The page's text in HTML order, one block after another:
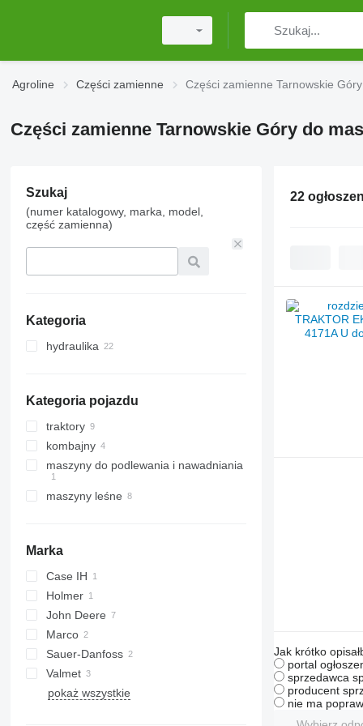
Agroline Części zamienne Części zamienne Tarnowskie Góry
Części zamienne Tarnowskie Góry do
Szukaj
(numer katalogowy, marka, model,
część zamienna)
Kategoria
hydraulika
silniki hydrauliczne
akumulatory hydrauliczne
inne części hydrauliki
Kategoria pojazdu
traktory
ciągniki kołowe
kombajny
kombajny do bawełny
kombajny do zboża
maszyny do podlewania i nawadniania
maszyny leśne
harvestery
Marka
Case IH
Holmer
Terra
John Deere
6230
6520
S-series
Marco
Sauer-Danfoss
Valmet
pokaż wszystkie
22
Jak krótko
portal
sprzedawca
producent
nie ma